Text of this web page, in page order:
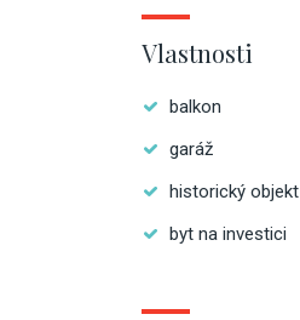
Vlastnosti
balkon
garáž
historický objekt
byt na investici